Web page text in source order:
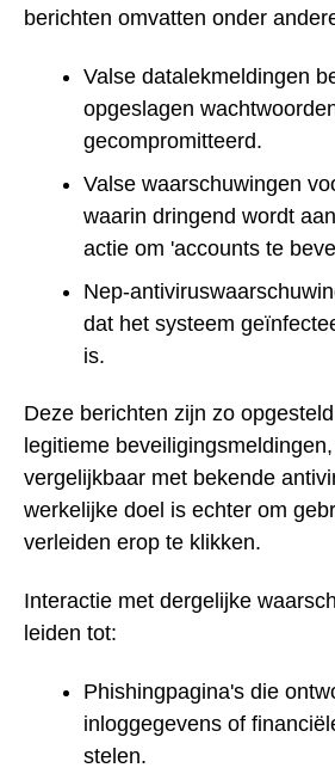
berichten omvatten onder
Valse datalekmeldingen
opgeslagen
gecompromitteerd.
Valse waarschuwingen
waarin dringend wordt
actie om 'accounts te
Nep-
dat het systeem
is.
Deze berichten zijn zo
legitieme
vergelijkbaar met bekende
werkelijke doel is echter om
verleiden erop te klikken.
Interactie met dergelijke
leiden tot:
Phishingpagina's die
inloggegevens of
stelen.